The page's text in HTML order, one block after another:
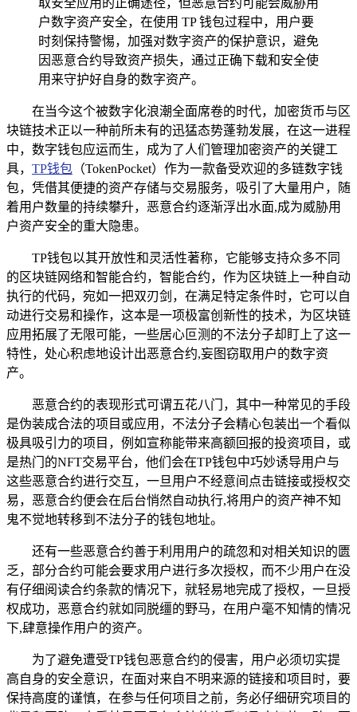
户数字资产安全，在使用 TP 钱包过程中，用户要
时刻保持警惕，加强对数字资产的保护意识，避免
因恶意合约导致资产损失，通过正确下载和安全使
用来守护好自身的数字资产。
在当今这个被数字化浪潮全面席卷的时代，加密货币与区
块链技术正以一种前所未有的迅猛态势蓬勃发展，在这一进程
中，数字钱包应运而生，成为了人们管理加密资产的关键工
具， TP钱包 （TokenPocket）作为一款备受欢迎的多链数字钱
包，凭借其便捷的资产存储与交易服务，吸引了大量用户，随
着用户数量的持续攀升，恶意合约逐渐浮出水面,成为威胁用
户资产安全的重大隐患。
TP钱包以其开放性和灵活性著称，它能够支持众多不同
的区块链网络和智能合约，智能合约，作为区块链上一种自动
执行的代码，宛如一把双刃剑，在满足特定条件时，它可以自
动进行交易和操作，这本是一项极富创新性的技术，为区块链
应用拓展了无限可能，一些居心叵测的不法分子却盯上了这一
特性，处心积虑地设计出恶意合约,妄图窃取用户的数字资
产。
恶意合约的表现形式可谓五花八门，其中一种常见的手段
是伪装成合法的项目或应用，不法分子会精心包装出一个看似
极具吸引力的项目，例如宣称能带来高额回报的投资项目，或
是热门的NFT交易平台，他们会在TP钱包中巧妙诱导用户与
这些恶意合约进行交互，一旦用户不经意间点击链接或授权交
易，恶意合约便会在后台悄然自动执行,将用户的资产神不知
鬼不觉地转移到不法分子的钱包地址。
还有一些恶意合约善于利用用户的疏忽和对相关知识的匮
乏，部分合约可能会要求用户进行多次授权，而不少用户在没
有仔细阅读合约条款的情况下，就轻易地完成了授权，一旦授
权成功，恶意合约就如同脱缰的野马，在用户毫不知情的情况
下,肆意操作用户的资产。
为了避免遭受TP钱包恶意合约的侵害，用户必须切实提
高自身的安全意识，在面对来自不明来源的链接和项目时，要
保持高度的谨慎，在参与任何项目之前，务必仔细研究项目的